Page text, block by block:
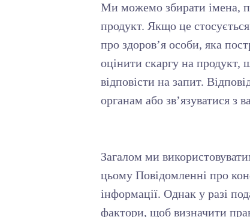
Ми можемо збирати імена,
продукт. Якщо це
про здоров’я особи, яка
оцінити скаргу на продукт,
відповісти на запит.
органам або зв’язуватися з
Загалом ми
цьому Повідомленні про
інформації. Однак у разі
фактори, щоб визначити